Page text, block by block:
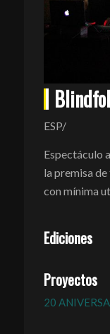
ESP/
Espectáculo
la premisa de
con mínima
Ediciones
Proyectos
20